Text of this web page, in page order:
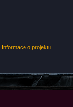
Informace o projektu